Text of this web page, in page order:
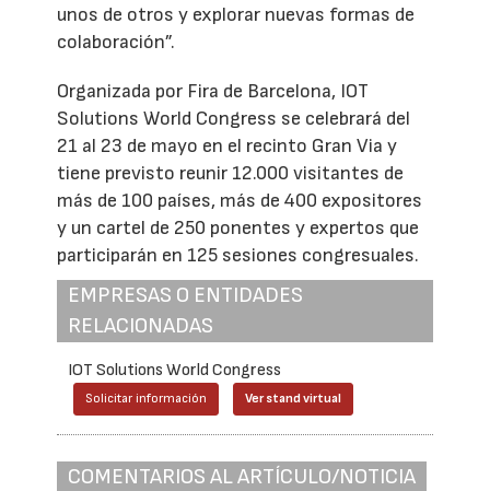
unos de otros y explorar nuevas formas de
colaboración”.
Organizada por Fira de Barcelona, IOT
Solutions World Congress se celebrará del
21 al 23 de mayo en el recinto Gran Via y
tiene previsto reunir 12.000 visitantes de
más de 100 países, más de 400 expositores
y un cartel de 250 ponentes y expertos que
participarán en 125 sesiones congresuales.
EMPRESAS O ENTIDADES
RELACIONADAS
IOT Solutions World Congress
Solicitar información Ver stand virtual
COMENTARIOS AL ARTÍCULO/NOTICIA